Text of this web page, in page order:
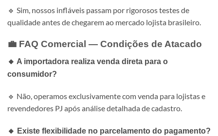
🔹 Sim, nossos infláveis passam por rigorosos testes de
qualidade antes de chegarem ao mercado lojista brasileiro.
💼 FAQ Comercial — Condições de Atacado
🔸 A importadora realiza venda direta para o
consumidor?
🔹 Não, operamos exclusivamente com venda para lojistas e
revendedores PJ após análise detalhada de cadastro.
🔸 Existe flexibilidade no parcelamento do pagamento?